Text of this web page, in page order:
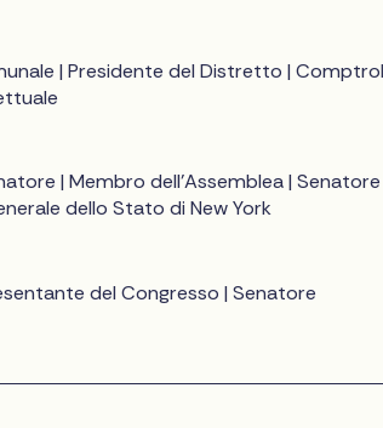
| Presidente del Distretto |
| Membro dell'Assemblea |
dello Stato di New York
del Congresso | Senatore